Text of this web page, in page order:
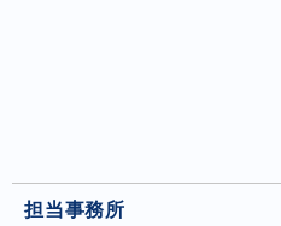
担当事務所